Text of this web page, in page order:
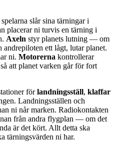
slår sina tärningar i
placerar ni turvis en tärning i
Axeln styr planets lutning — om
ett lågt, lutar planet.
ni. Motorerna kontrollerar
att planet varken går för fort
förlandningsställ, klaffar
Landningsställen och
ni når marken. Radiokontakten
från andra flygplan — om det
är det kört. Allt detta ska
tärningsvärden ni har.